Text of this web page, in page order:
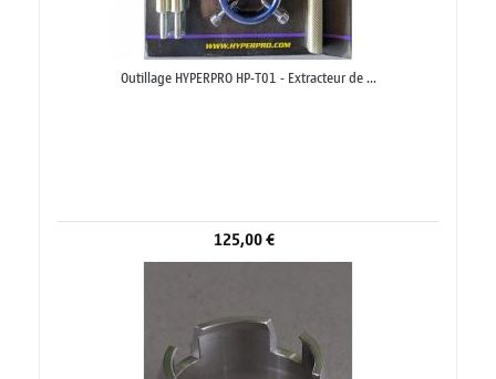
Outillage HYPERPRO HP-T01 - Extracteur de ...
125,00 €